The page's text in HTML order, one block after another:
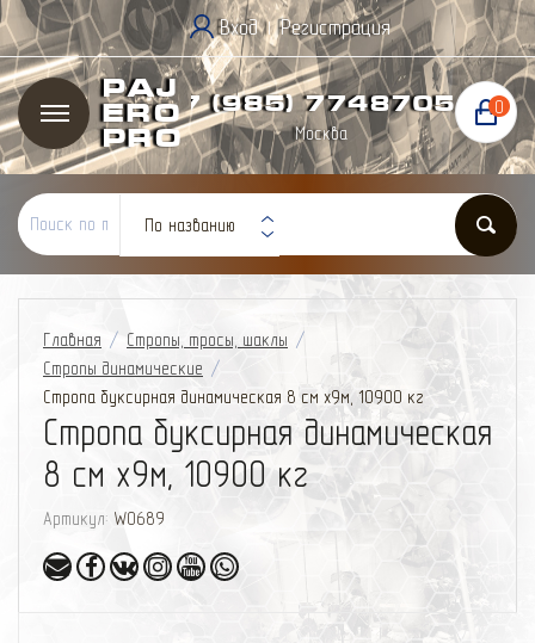
Вход | Регистрация
Paj
ero
Pro
+7 (985) 7748705
Москва
0
По названию
Главная / Стропы, тросы, шаклы /
Стропы динамические /
Стропа буксирная динамическая 8 см х9м, 10900 кг
Стропа буксирная динамическая
8 см х9м, 10900 кг
Артикул: W0689